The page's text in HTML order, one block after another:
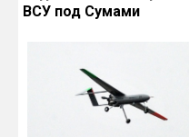
ВСУ под Сумами